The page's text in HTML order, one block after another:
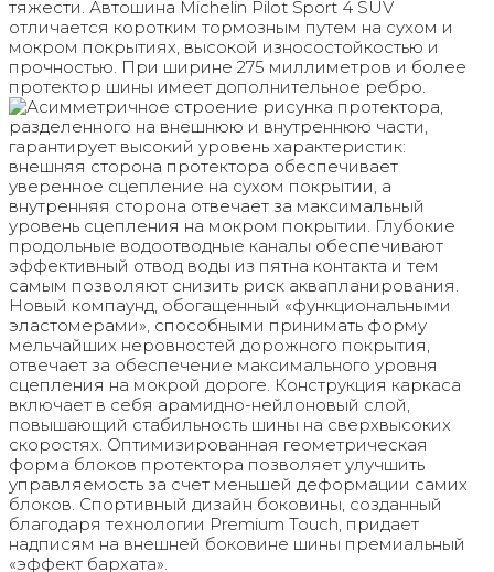
тяжести. Автошина Michelin Pilot Sport 4 SUV
отличается коротким тормозным путем на сухом и
мокром покрытиях, высокой износостойкостью и
прочностью. При ширине 275 миллиметров и более
протектор шины имеет дополнительное ребро.
Асимметричное строение рисунка протектора,
разделенного на внешнюю и внутреннюю части,
гарантирует высокий уровень характеристик:
внешняя сторона протектора обеспечивает
уверенное сцепление на сухом покрытии, а
внутренняя сторона отвечает за максимальный
уровень сцепления на мокром покрытии. Глубокие
продольные водоотводные каналы обеспечивают
эффективный отвод воды из пятна контакта и тем
самым позволяют снизить риск аквапланирования.
Новый компаунд, обогащенный «функциональными
эластомерами», способными принимать форму
мельчайших неровностей дорожного покрытия,
отвечает за обеспечение максимального уровня
сцепления на мокрой дороге. Конструкция каркаса
включает в себя арамидно-нейлоновый слой,
повышающий стабильность шины на сверхвысоких
скоростях. Оптимизированная геометрическая
форма блоков протектора позволяет улучшить
управляемость за счет меньшей деформации самих
блоков. Спортивный дизайн боковины, созданный
благодаря технологии Premium Touch, придает
надписям на внешней боковине шины премиальный
«эффект бархата».